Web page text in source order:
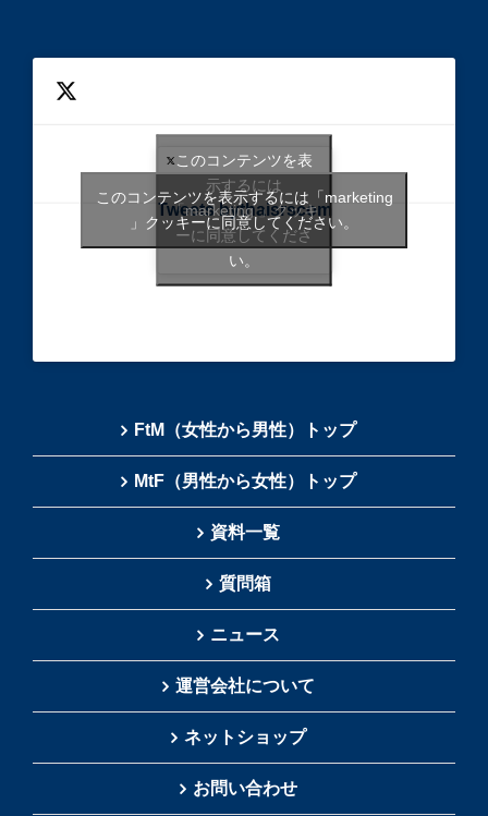
Tweets bythaisrscom
このコンテンツを表
示するには
「marketing 」クッキ
ーに同意してくださ
い。
このコンテンツを表示するには「marketing
」クッキーに同意してください。
FtM（女性から男性）トップ
MtF（男性から女性）トップ
資料一覧
質問箱
ニュース
運営会社について
ネットショップ
お問い合わせ